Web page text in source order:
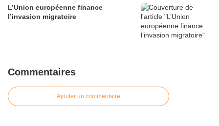
L’Union européenne finance
l’invasion migratoire
Commentaires
Ajouter un commentaire